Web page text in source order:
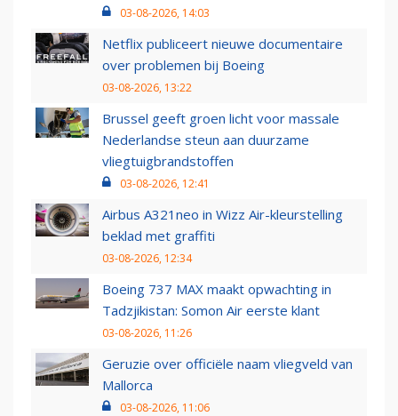
03-08-2026, 14:03
Netflix publiceert nieuwe documentaire
over problemen bij Boeing
03-08-2026, 13:22
Brussel geeft groen licht voor massale
Nederlandse steun aan duurzame
vliegtuigbrandstoffen
03-08-2026, 12:41
Airbus A321neo in Wizz Air-kleurstelling
beklad met graffiti
03-08-2026, 12:34
Boeing 737 MAX maakt opwachting in
Tadzjikistan: Somon Air eerste klant
03-08-2026, 11:26
Geruzie over officiële naam vliegveld van
Mallorca
03-08-2026, 11:06